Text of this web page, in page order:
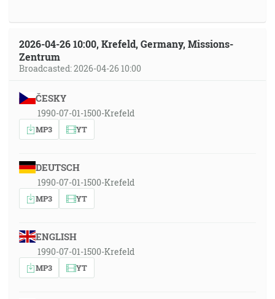
2026-04-26 10:00, Krefeld, Germany, Missions-
Zentrum
Broadcasted: 2026-04-26 10:00
ČESKY
1990-07-01-1500-Krefeld
MP3 YT
DEUTSCH
1990-07-01-1500-Krefeld
MP3 YT
ENGLISH
1990-07-01-1500-Krefeld
MP3 YT